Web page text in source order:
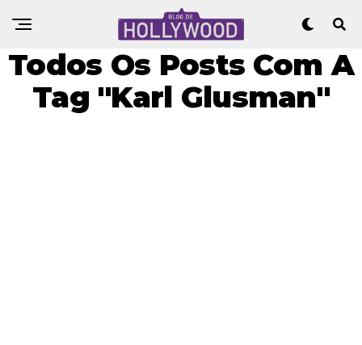
Todos Os Posts Com A
Tag "Karl Glusman"